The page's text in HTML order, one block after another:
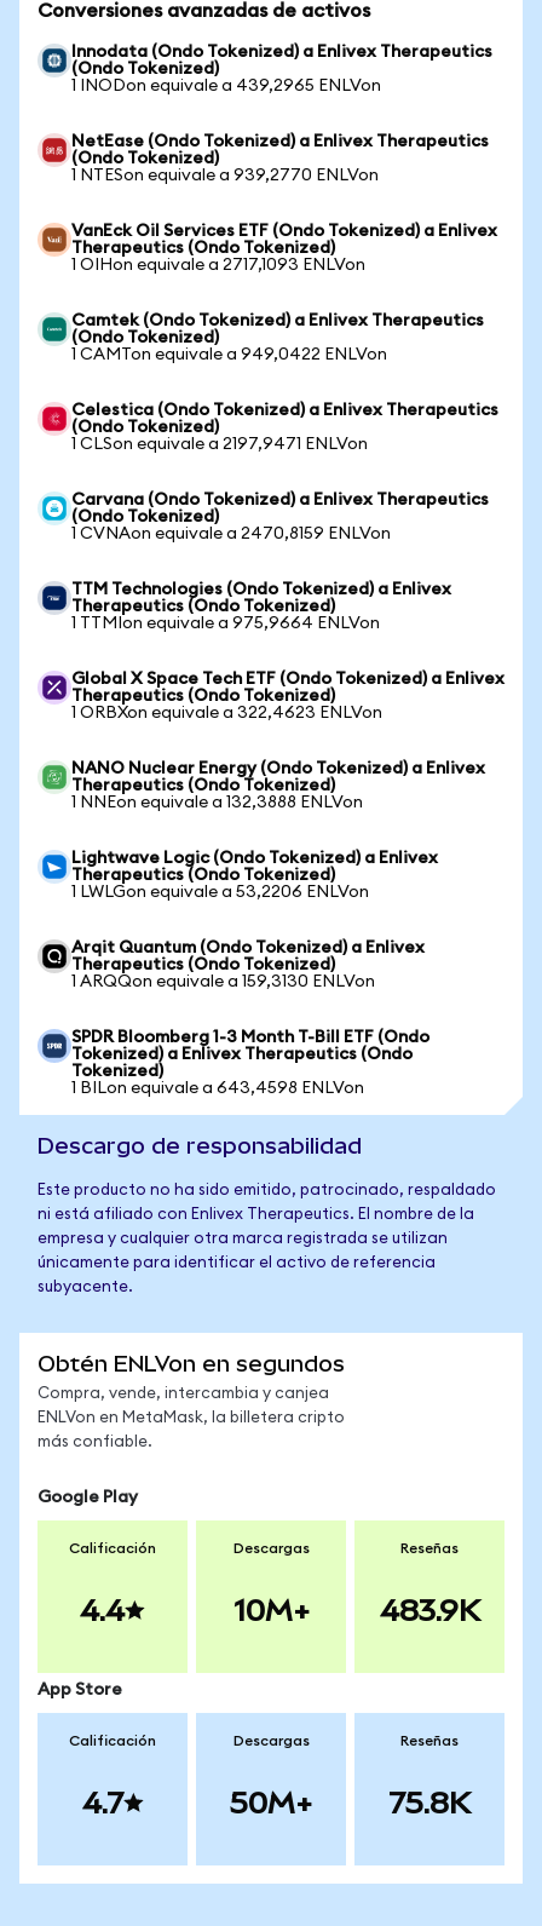
Conversiones avanzadas de activos
Innodata (Ondo Tokenized) a Enlivex Therapeutics
(Ondo Tokenized)
1 INODon equivale a 439,2965 ENLVon
NetEase (Ondo Tokenized) a Enlivex Therapeutics
(Ondo Tokenized)
1 NTESon equivale a 939,2770 ENLVon
VanEck Oil Services ETF (Ondo Tokenized) a Enlivex
Therapeutics (Ondo Tokenized)
1 OIHon equivale a 2717,1093 ENLVon
Camtek (Ondo Tokenized) a Enlivex Therapeutics
(Ondo Tokenized)
1 CAMTon equivale a 949,0422 ENLVon
Celestica (Ondo Tokenized) a Enlivex Therapeutics
(Ondo Tokenized)
1 CLSon equivale a 2197,9471 ENLVon
Carvana (Ondo Tokenized) a Enlivex Therapeutics
(Ondo Tokenized)
1 CVNAon equivale a 2470,8159 ENLVon
TTM Technologies (Ondo Tokenized) a Enlivex
Therapeutics (Ondo Tokenized)
1 TTMIon equivale a 975,9664 ENLVon
Global X Space Tech ETF (Ondo Tokenized) a Enlivex
Therapeutics (Ondo Tokenized)
1 ORBXon equivale a 322,4623 ENLVon
NANO Nuclear Energy (Ondo Tokenized) a Enlivex
Therapeutics (Ondo Tokenized)
1 NNEon equivale a 132,3888 ENLVon
Lightwave Logic (Ondo Tokenized) a Enlivex
Therapeutics (Ondo Tokenized)
1 LWLGon equivale a 53,2206 ENLVon
Arqit Quantum (Ondo Tokenized) a Enlivex
Therapeutics (Ondo Tokenized)
1 ARQQon equivale a 159,3130 ENLVon
SPDR Bloomberg 1-3 Month T-Bill ETF (Ondo
Tokenized) a Enlivex Therapeutics (Ondo
Tokenized)
1 BILon equivale a 643,4598 ENLVon
Descargo de responsabilidad
Este producto no ha sido emitido, patrocinado, respaldado
ni está afiliado con Enlivex Therapeutics. El nombre de la
empresa y cualquier otra marca registrada se utilizan
únicamente para identificar el activo de referencia
subyacente.
Obtén ENLVon en segundos
Compra, vende, intercambia y canjea
ENLVon en MetaMask, la billetera cripto
más confiable.
Google Play
Calificación
4.4
Descargas
10M+
Reseñas
483.9K
App Store
Calificación
4.7
Descargas
50M+
Reseñas
75.8K